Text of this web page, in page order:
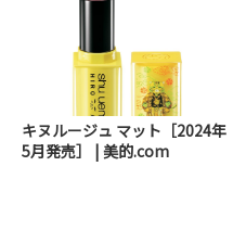
キヌルージュ マット［2024年
5月発売］ | 美的.com